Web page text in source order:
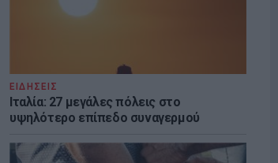
ΕΙΔΗΣΕΙΣ
Ιταλία: 27 μεγάλες πόλεις στο
υψηλότερο επίπεδο συναγερμού